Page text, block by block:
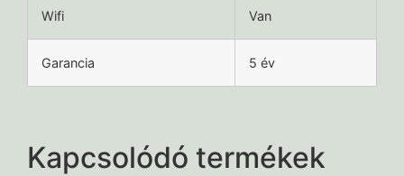
Wifi Van
Garancia 5 év
Kapcsolódó termékek